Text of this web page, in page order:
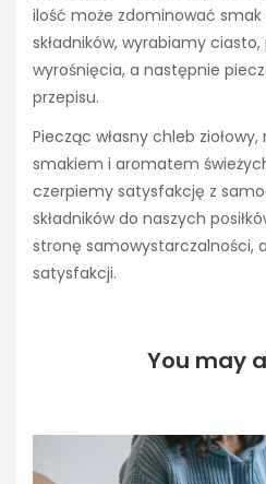
ilość może zdominować
składników, wyrabiamy
wyrośnięcia, a następnie
przepisu.
Piecząc własny chleb
smakiem i aromatem
czerpiemy satysfakcję z
składników do naszych
stronę samowystarczalności,
satysfakcji.
You may